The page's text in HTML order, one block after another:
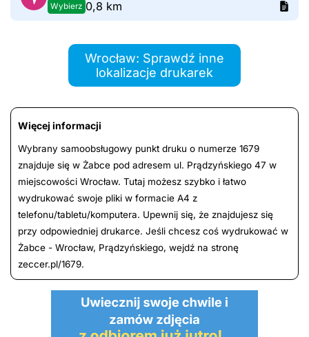
Wybierz 0,8 km
Wrocław: Sprawdź inne
lokalizacje drukarek
Więcej informacji
Wybrany samoobsługowy punkt druku o numerze 1679
znajduje się w Żabce pod adresem ul. Prądzyńskiego 47 w
miejscowości Wrocław. Tutaj możesz szybko i łatwo
wydrukować swoje pliki w formacie A4 z
telefonu/tabletu/komputera. Upewnij się, że znajdujesz się
przy odpowiedniej drukarce. Jeśli chcesz coś wydrukować w
Żabce - Wrocław, Prądzyńskiego, wejdź na stronę
zeccer.pl/1679.